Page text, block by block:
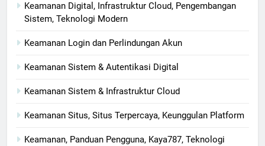
Keamanan Digital, Infrastruktur Cloud, Pengembangan
Sistem, Teknologi Modern
Keamanan Login dan Perlindungan Akun
Keamanan Sistem & Autentikasi Digital
Keamanan Sistem & Infrastruktur Cloud
Keamanan Situs, Situs Terpercaya, Keunggulan Platform
Keamanan, Panduan Pengguna, Kaya787, Teknologi